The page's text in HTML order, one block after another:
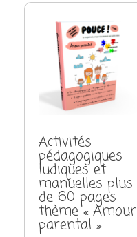
Activités
pédagogiques
ludiques et
manuelles plus
de 60 pages
thème « Amour
parental »